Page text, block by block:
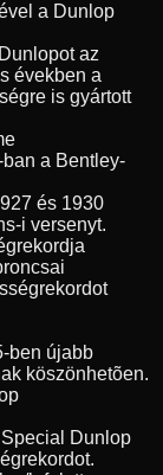
a Dunlop
az
években a
is gyártott
a Bentley-
és 1930
i versenyt.
ben újabb
köszönhetõen.
Dunlop